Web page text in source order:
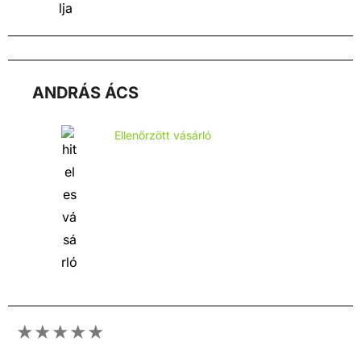
ANDRÁS ÁCS
Ellenőrzött vásárló
★★★★★